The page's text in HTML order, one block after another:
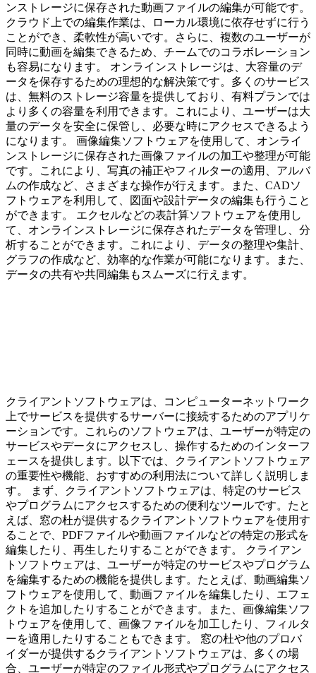
ンストレージに保存された動画ファイルの編集が可能です。
クラウド上での編集作業は、ローカル環境に依存せずに行う
ことができ、柔軟性が高いです。さらに、複数のユーザーが
同時に動画を編集できるため、チームでのコラボレーション
も容易になります。 オンラインストレージは、大容量のデ
ータを保存するための理想的な解決策です。多くのサービス
は、無料のストレージ容量を提供しており、有料プランでは
より多くの容量を利用できます。これにより、ユーザーは大
量のデータを安全に保管し、必要な時にアクセスできるよう
になります。 画像編集ソフトウェアを使用して、オンライ
ンストレージに保存された画像ファイルの加工や整理が可能
です。これにより、写真の補正やフィルターの適用、アルバ
ムの作成など、さまざまな操作が行えます。また、CADソ
フトウェアを利用して、図面や設計データの編集も行うこと
ができます。 エクセルなどの表計算ソフトウェアを使用し
て、オンラインストレージに保存されたデータを管理し、分
析することができます。これにより、データの整理や集計、
グラフの作成など、効率的な作業が可能になります。また、
データの共有や共同編集もスムーズに行えます。
クライアントソフトウェアは、コンピューターネットワーク
上でサービスを提供するサーバーに接続するためのアプリケ
ーションです。これらのソフトウェアは、ユーザーが特定の
サービスやデータにアクセスし、操作するためのインターフ
ェースを提供します。以下では、クライアントソフトウェア
の重要性や機能、おすすめの利用法について詳しく説明しま
す。 まず、クライアントソフトウェアは、特定のサービス
やプログラムにアクセスするための便利なツールです。たと
えば、窓の杜が提供するクライアントソフトウェアを使用す
ることで、PDFファイルや動画ファイルなどの特定の形式を
編集したり、再生したりすることができます。 クライアン
トソフトウェアは、ユーザーが特定のサービスやプログラム
を編集するための機能を提供します。たとえば、動画編集ソ
フトウェアを使用して、動画ファイルを編集したり、エフェ
クトを追加したりすることができます。また、画像編集ソフ
トウェアを使用して、画像ファイルを加工したり、フィルタ
ーを適用したりすることもできます。 窓の杜や他のプロバ
イダーが提供するクライアントソフトウェアは、多くの場
合、ユーザーが特定のファイル形式やプログラムにアクセス